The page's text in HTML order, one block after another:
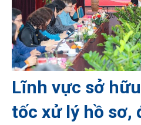
Lĩnh vực sở
tốc xử lý hồ sơ,